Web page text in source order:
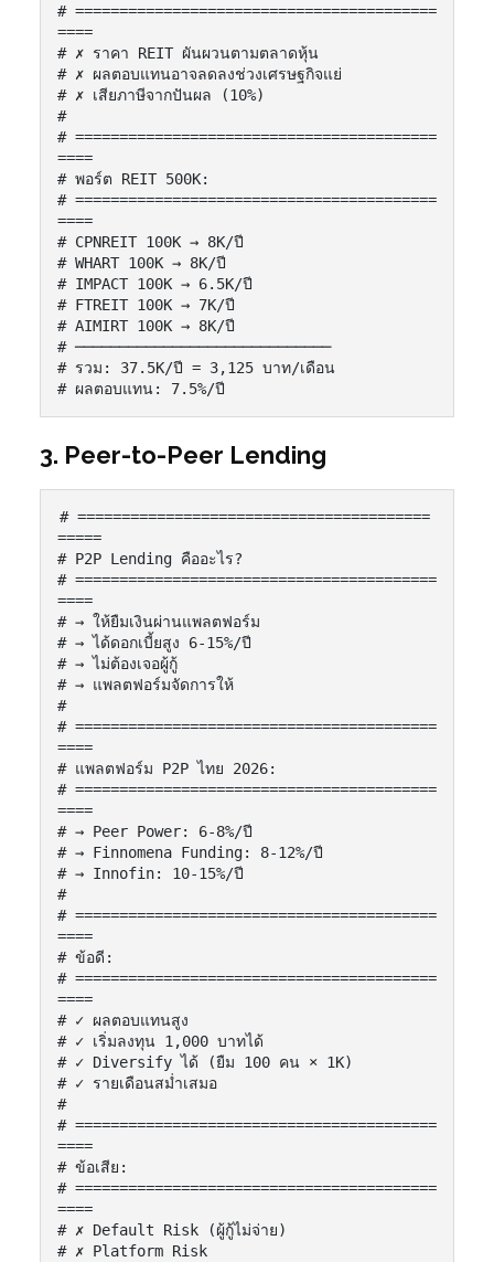
# =========================================
====
# ✗ ราคา REIT ผันผวนตามตลาดหุ้น
# ✗ ผลตอบแทนอาจลดลงช่วงเศรษฐกิจแย่
# ✗ เสียภาษีจากปันผล (10%)
#
# =========================================
====
# พอร์ต REIT 500K:
# =========================================
====
# CPNREIT 100K → 8K/ปี
# WHART 100K → 8K/ปี
# IMPACT 100K → 6.5K/ปี
# FTREIT 100K → 7K/ปี
# AIMIRT 100K → 8K/ปี
# ─────────────────────────────
# รวม: 37.5K/ปี = 3,125 บาท/เดือน
# ผลตอบแทน: 7.5%/ปี
3. Peer-to-Peer Lending
# ========================================
=====
# P2P Lending คืออะไร?
# =========================================
====
# → ให้ยืมเงินผ่านแพลตฟอร์ม
# → ได้ดอกเบี้ยสูง 6-15%/ปี
# → ไม่ต้องเจอผู้กู้
# → แพลตฟอร์มจัดการให้
#
# =========================================
====
# แพลตฟอร์ม P2P ไทย 2026:
# =========================================
====
# → Peer Power: 6-8%/ปี
# → Finnomena Funding: 8-12%/ปี
# → Innofin: 10-15%/ปี
#
# =========================================
====
# ข้อดี:
# =========================================
====
# ✓ ผลตอบแทนสูง
# ✓ เริ่มลงทุน 1,000 บาทได้
# ✓ Diversify ได้ (ยืม 100 คน × 1K)
# ✓ รายเดือนสม่ำเสมอ
#
# =========================================
====
# ข้อเสีย:
# =========================================
====
# ✗ Default Risk (ผู้กู้ไม่จ่าย)
# ✗ Platform Risk